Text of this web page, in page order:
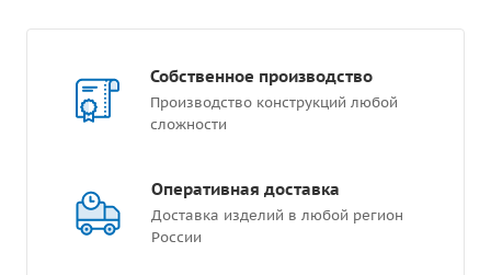
Собственное производство
Производство конструкций любой
сложности
Оперативная доставка
Доставка изделий в любой регион
России